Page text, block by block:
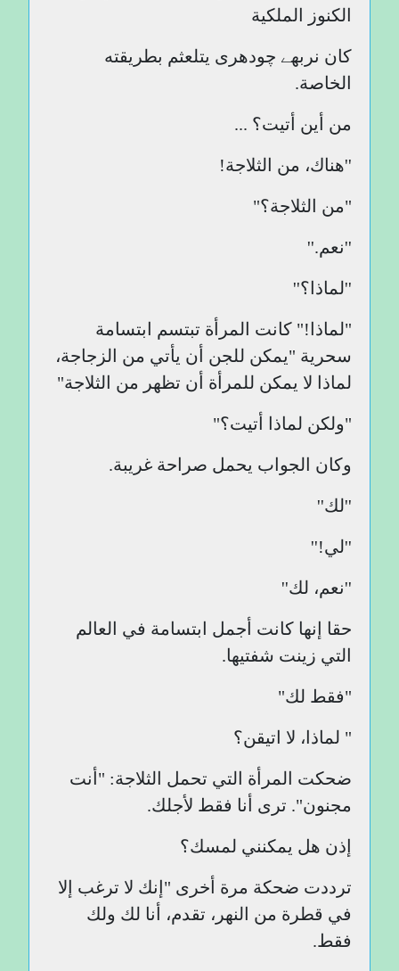
الكنوز الملكية
كان نربھے چودھری يتلعثم بطريقته
الخاصة.
من أين أتيت؟ ...
''هناك، من الثلاجة!
"من الثلاجة؟"
''نعم.''
''لماذا؟''
"لماذا!" كانت المرأة تبتسم ابتسامة
سحرية "يمكن للجن أن يأتي من الزجاجة،
لماذا لا يمكن للمرأة أن تظهر من الثلاجة"
"ولكن لماذا أتيت؟"
وكان الجواب يحمل صراحة غريبة.
''لك''
''لي!''
''نعم، لك''
حقا إنها كانت أجمل ابتسامة في العالم
التي زينت شفتيها.
"فقط لك"
" لماذا، لا اتيقن؟
ضحكت المرأة التي تحمل الثلاجة: "أنت
مجنون". ترى أنا فقط لأجلك.
إذن هل يمكنني لمسك؟
ترددت ضحكة مرة أخرى "إنك لا ترغب إلا
في قطرة من النهر، تقدم، أنا لك ولك
فقط.